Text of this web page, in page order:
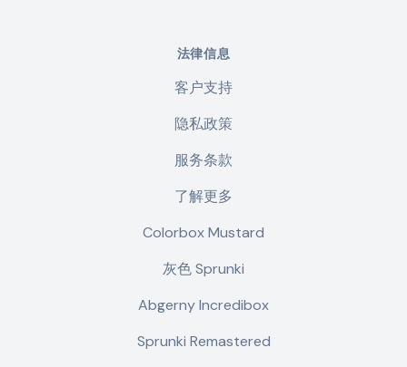
法律信息
客户支持
隐私政策
服务条款
了解更多
Colorbox Mustard
灰色 Sprunki
Abgerny Incredibox
Sprunki Remastered